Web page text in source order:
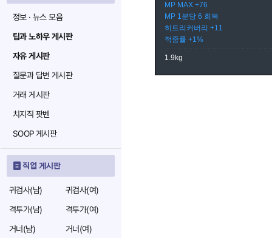
정보 · 뉴스 모음
팁과 노하우 게시판
자유 게시판
질문과 답변 게시판
거래 게시판
치지직 팟벤
SOOP 게시판
직업 게시판
귀검사(남)
귀검사(여)
격투가(남)
격투가(여)
거너(남)
거너(여)
MP MAX +76
MP 1분당 6 회복
히트리커버리 +11
적중률 +1%
1.9kg